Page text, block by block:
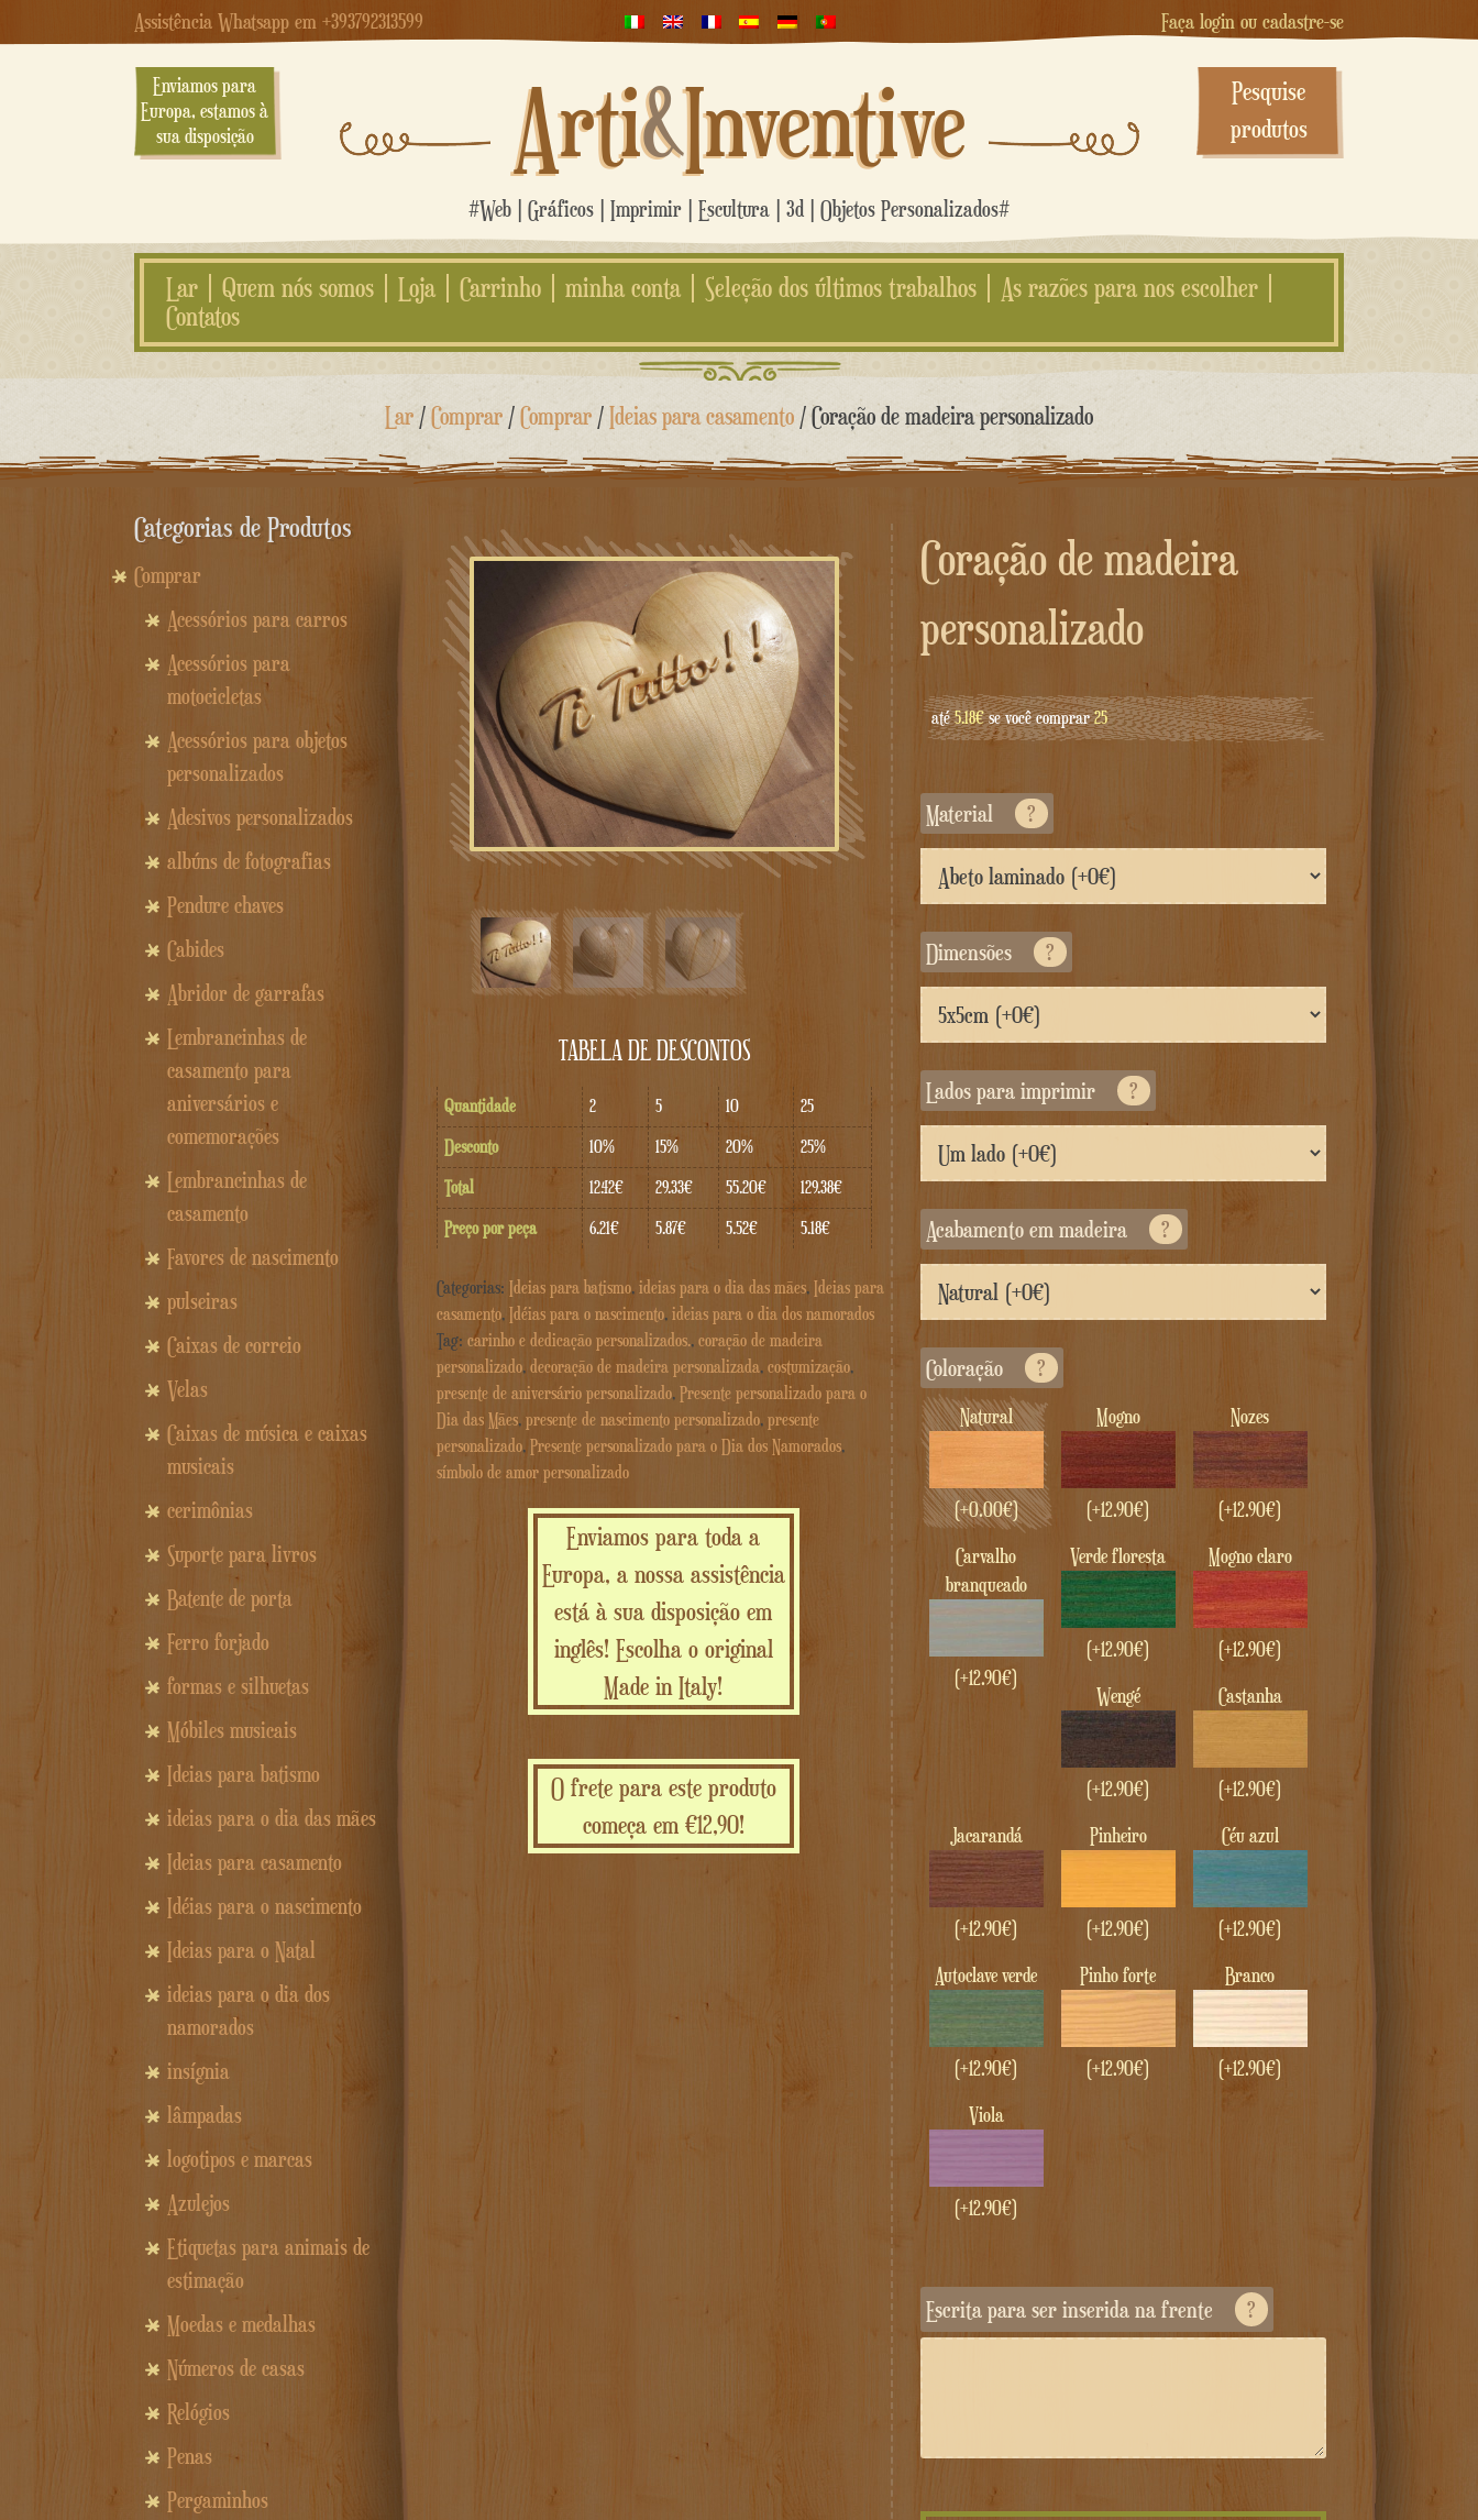
Assistência Whatsapp em +393792313599 Faça login ou cadastre-se
Enviamos para
Europa, estamos à
sua disposição
Arti&Inventive
#Web | Gráficos | Imprimir | Escultura | 3d | Objetos Personalizados#
Pesquise
produtos
Lar Quem nós somos Loja Carrinho minha conta Seleção dos últimos trabalhos
As razões para nos escolher
Contatos
Ir
conteúdo
Lar /Comprar /Comprar /Ideias para casamento / Coração de madeira personalizado
TABELA DE DESCONTOS
Quantidade 2 5 10
25
Desconto
10% 15% 20%
25%
Total
12.42€ 29.33€ 55.20€
129.38€
Preço por peça
6.21€ 5.87€ 5.52€ 5.18€
Categorias: Ideias para batismo, ideias para o dia das mães, Ideias para
casamento, Idéias para o nascimento, ideias para o dia dos namorados
Tag: carinho e dedicação personalizados., coração de madeira
personalizado, decoração de madeira personalizada, costumização,
presente de aniversário personalizado, Presente personalizado para o
Dia das Mães, presente de nascimento personalizado, presente
personalizado, Presente personalizado para o Dia dos Namorados,
símbolo de amor personalizado
Enviamos para toda a
Europa, a nossa assistência
está à sua disposição em
inglês! Escolha o original
Made in Italy!
O frete para este produto
começa em €12,90!
Coração de madeira
personalizado
até5.18€se você comprar25
Material ?
Dimensões ?
Lados para imprimir ?
Acabamento em madeira ?
Coloração ?
Natural
(+0.00€)
Mogno
(+12.90€)
Nozes
(+12.90€)
carvalho
branqueado
(+12.90€)
verde floresta
(+12.90€)
Mogno claro
(+12.90€)
Wengé
(+12.90€)
castanha
(+12.90€)
Jacarandá
(+12.90€)
Pinheiro
(+12.90€)
Céu azul
(+12.90€)
Autoclave verde
(+12.90€)
Pinho forte
(+12.90€)
Branco
(+12.90€)
Viola
(+12.90€)
Escrita para ser inserida na frente ?
Categorias de Produtos
Comprar
Acessórios para carros
Acessórios para
motocicletas
Acessórios para objetos
personalizados
Adesivos personalizados
albúns de fotografias
Pendure chaves
Cabides
Abridor de garrafas
Lembrancinhas de
casamento para
aniversários e
comemorações
Lembrancinhas de
casamento
Favores de nascimento
pulseiras
Caixas de correio
Velas
Caixas de música e caixas
musicais
cerimônias
Suporte para livros
Batente de porta
Ferro forjado
formas e silhuetas
Móbiles musicais
Ideias para batismo
ideias para o dia das mães
Ideias para casamento
Idéias para o nascimento
Ideias para o Natal
ideias para o dia dos
namorados
insígnia
lâmpadas
logotipos e marcas
Azulejos
Etiquetas para animais de
estimação
Moedas e medalhas
Números de casas
Relógios
Penas
Pergaminhos